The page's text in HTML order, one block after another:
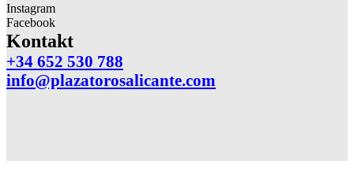
Instagram
Facebook
Kontakt
+34 652 530 788
info@plazatorosalicante.com